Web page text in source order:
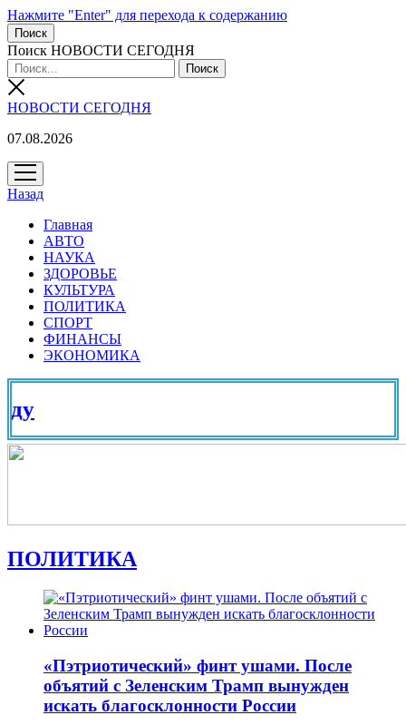
Нажмите "Enter" для перехода к содержанию
Поиск
Поиск НОВОСТИ СЕГОДНЯ
НОВОСТИ СЕГОДНЯ
07.08.2026
открыть
меню
Назад
Главная
АВТО
НАУКА
ЗДОРОВЬЕ
КУЛЬТУРА
ПОЛИТИКА
СПОРТ
ФИНАНСЫ
ЭКОНОМИКА
ПОЛИТИКА
«Пэтриотический» финт ушами. После
объятий с Зеленским Трамп вынужден
искать благосклонности России